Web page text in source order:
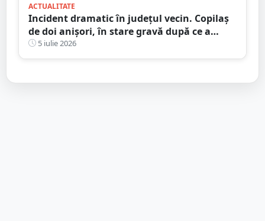
ACTUALITATE
Incident dramatic în județul vecin. Copilaș
de doi anișori, în stare gravă după ce a
căzut de la etaj
5 iulie 2026